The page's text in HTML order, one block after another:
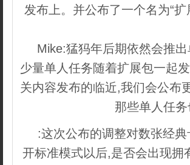
发布上。并公布了一个名为“
Mike:猛犸年后期依然会推
少量单人任务随着扩展包一起
关内容发布的临近,我们会公布
那些单人任
:这次公布的调整对数张经
开标准模式以后,是否会出现